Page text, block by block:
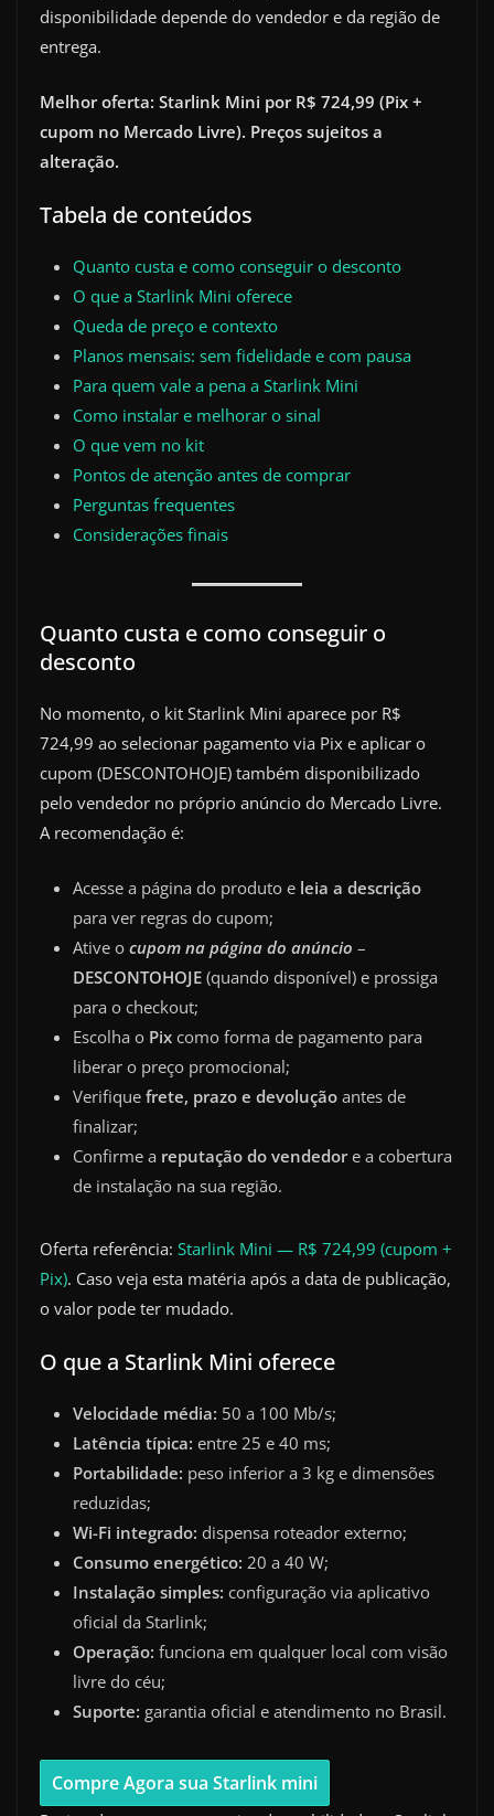
disponibilidade depende do vendedor e da região de
entrega.
Melhor oferta: Starlink Mini por R$ 724,99 (Pix +
cupom no Mercado Livre). Preços sujeitos a
alteração.
Tabela de conteúdos
Quanto custa e como conseguir o desconto
O que a Starlink Mini oferece
Queda de preço e contexto
Planos mensais: sem fidelidade e com pausa
Para quem vale a pena a Starlink Mini
Como instalar e melhorar o sinal
O que vem no kit
Pontos de atenção antes de comprar
Perguntas frequentes
Considerações finais
Quanto custa e como conseguir o
desconto
No momento, o kit Starlink Mini aparece por R$
724,99 ao selecionar pagamento via Pix e aplicar o
cupom (DESCONTOHOJE) também disponibilizado
pelo vendedor no próprio anúncio do Mercado Livre.
A recomendação é:
Acesse a página do produto e leia a descrição
para ver regras do cupom;
Ative o cupom na página do anúncio –
DESCONTOHOJE (quando disponível) e prossiga
para o checkout;
Escolha o Pix como forma de pagamento para
liberar o preço promocional;
Verifique frete, prazo e devolução antes de
finalizar;
Confirme a reputação do vendedore a cobertura
de instalação na sua região.
Oferta referência: Starlink Mini — R$ 724,99 (cupom +
Pix). Caso veja esta matéria após a data de publicação,
o valor pode ter mudado.
O que a Starlink Mini oferece
Velocidade média: 50 a 100 Mb/s;
Latência típica: entre 25 e 40 ms;
Portabilidade: peso inferior a 3 kg e dimensões
reduzidas;
Wi-Fi integrado: dispensa roteador externo;
Consumo energético: 20 a 40 W;
Instalação simples: configuração via aplicativo
oficial da Starlink;
Operação: funciona em qualquer local com visão
livre do céu;
Suporte: garantia oficial e atendimento no Brasil.
Compre Agora sua Starlink mini